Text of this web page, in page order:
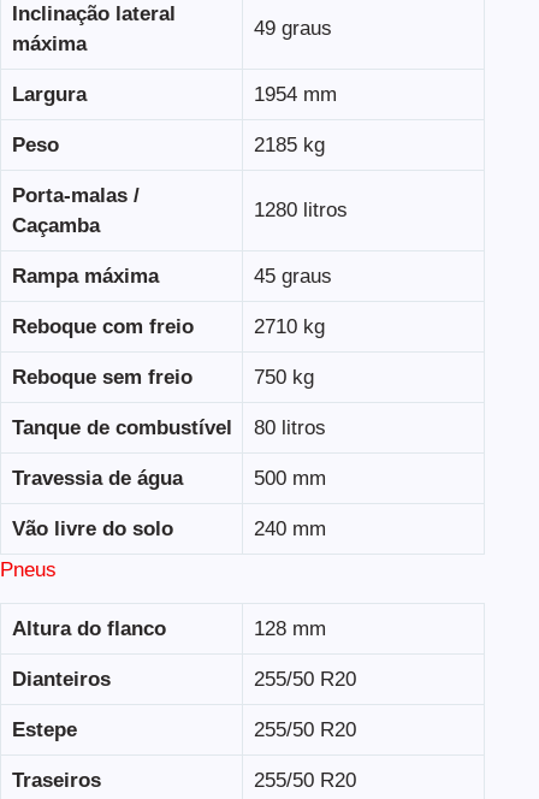
Inclinação lateral
máxima
49 graus
Largura 1954 mm
Peso 2185 kg
Porta-malas /
Caçamba
1280 litros
Rampa máxima 45 graus
Reboque com freio 2710 kg
Reboque sem freio 750 kg
Tanque de combustível 80 litros
Travessia de água 500 mm
Vão livre do solo
240 mm
Pneus
Altura do flanco 128 mm
Dianteiros 255/50 R20
Estepe 255/50 R20
Traseiros
255/50 R20